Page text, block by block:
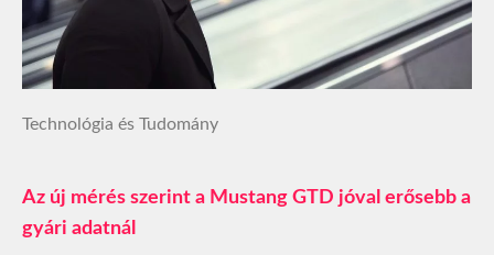
Technológia és Tudomány
Az új mérés szerint a Mustang GTD jóval erősebb a
gyári adatnál